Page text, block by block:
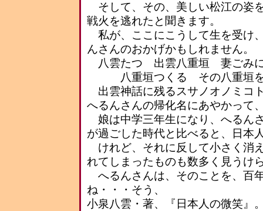
そして、その、美しい松江の姿
戦火を逃れたと聞きます。
私が、ここにこうして生を受け
んさんのおかげかもしれません。
八雲たつ 出雲八重垣 妻ご
八重垣つくる その八重垣
出雲神話に残るスサノオノミコ
へるんさんの帰化名にあやかって
娘は中学三年生になり、へるん
が過ごした時代と比べると、日本
けれど、それに反して小さく消
れてしまったものも数多く見うけ
へるんさんは、そのことを、百
ね・・・そう、
小泉八雲・著、『日本人の微笑』